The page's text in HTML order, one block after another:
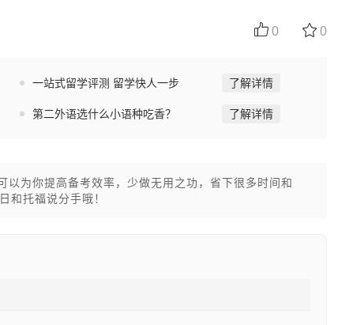
0 0
一站式留学评测 留学快人一步 了解详情
第二外语选什么小语种吃香？ 了解详情
为你提高备考效率，少做无用之功，省下很多时间和
和托福说分手哦！